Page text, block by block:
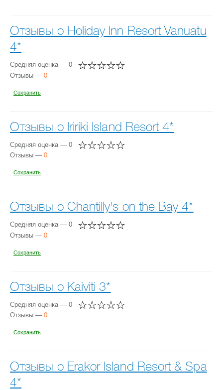
Отзывы о Holiday Inn Resort Vanuatu
4*
Средняя оценка — 0
Отзывы — 0
Сохранить
Отзывы о Iririki Island Resort 4*
Средняя оценка — 0
Отзывы — 0
Сохранить
Отзывы о Chantilly's on the Bay 4*
Средняя оценка — 0
Отзывы — 0
Сохранить
Отзывы о Kaiviti 3*
Средняя оценка — 0
Отзывы — 0
Сохранить
Отзывы о Erakor Island Resort & Spa
4*